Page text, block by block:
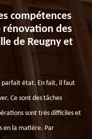
compétences
rénovation des
de Reugny et
parfait état. En fait, il faut
Ce sont des tâches
sont très difficiles et
en la matière. Par